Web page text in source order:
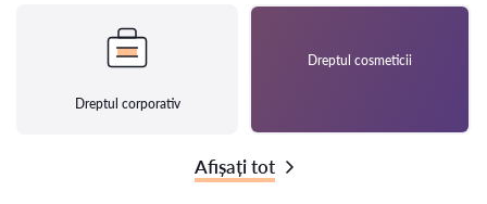
Dreptul corporativ
Dreptul cosmeticii
Afișați tot